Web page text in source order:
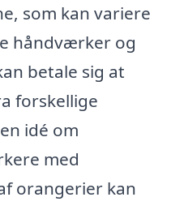
som kan variere
håndværker og
betale sig at
forskellige
idé om
med
orangerier kan